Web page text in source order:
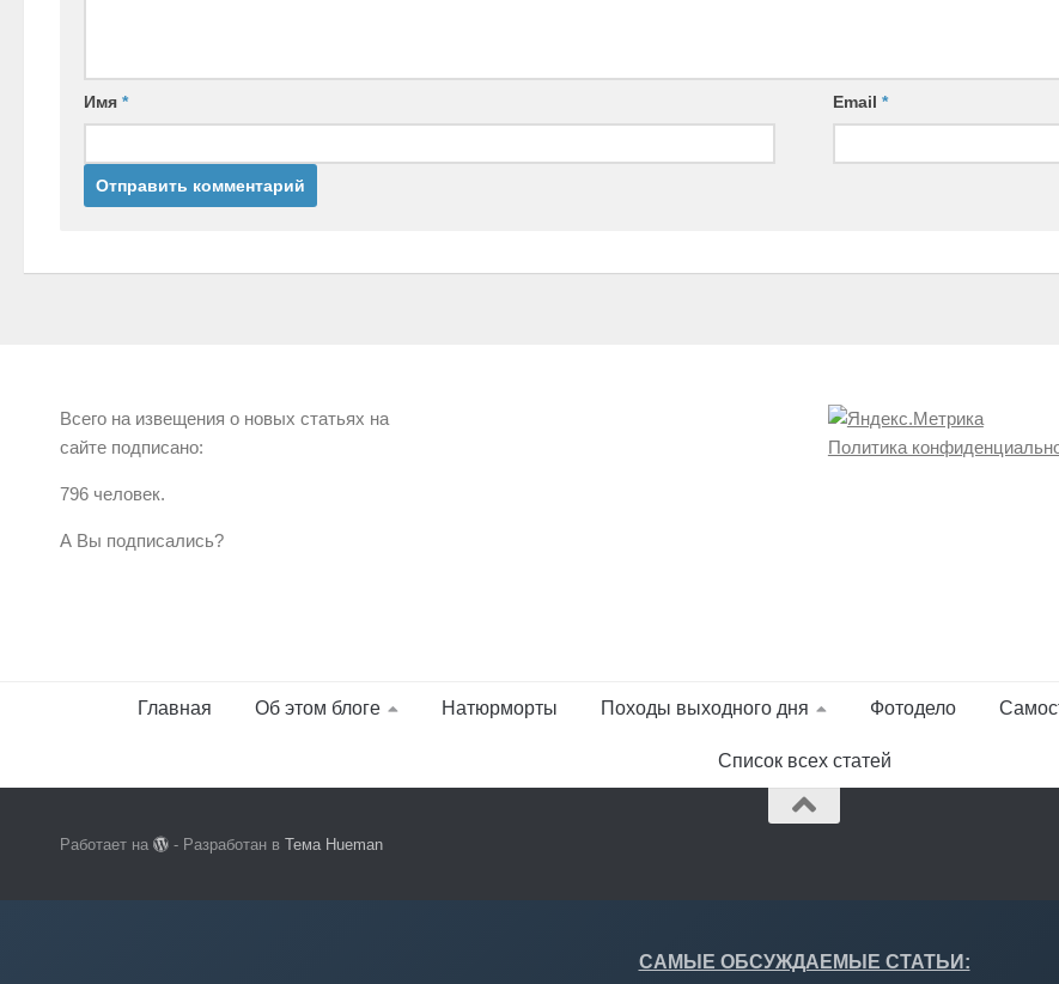
Имя * Email*
Всего на извещения о новых статьях на
сайте подписано:
796 человек.
А Вы подписались?
Политика
Главная Об этом блоге Натюрморты Походы выходного дня Фотодело
Список всех статей
Работает на - Разработан вТема Hueman
САМЫЕ ОБСУЖДАЕМЫЕ СТАТЬИ: